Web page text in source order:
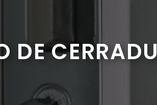
DE